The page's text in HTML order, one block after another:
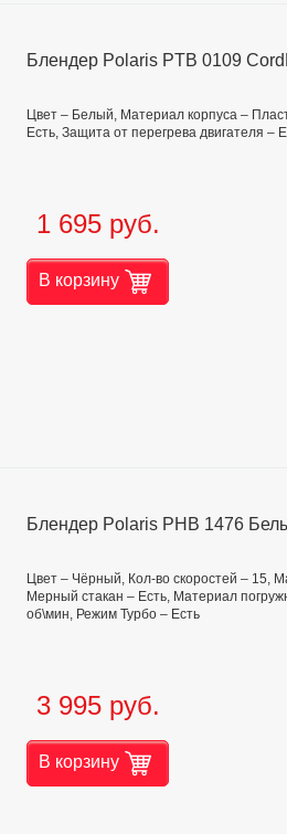
Блендер Polaris PTB 0109
Цвет – Белый, Материал корпуса –
Есть, Защита от перегрева двигателя –
1 695 руб.
В корзину
Блендер Polaris PHB 1476
Цвет – Чёрный, Кол-во скоростей – 15,
Мерный стакан – Есть, Материал
об\мин, Режим Турбо – Есть
3 995 руб.
В корзину